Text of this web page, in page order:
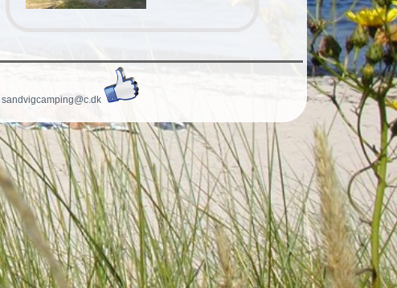
sandvigcamping@c.dk